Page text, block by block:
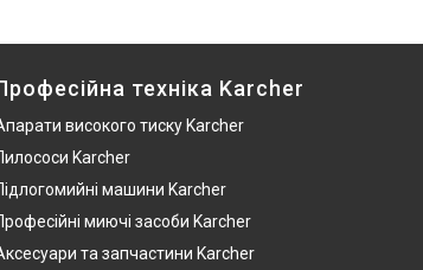
техніка Karcher
високого тиску Karcher
Karcher
машини Karcher
миючі засоби Karcher
та запчастини Karcher